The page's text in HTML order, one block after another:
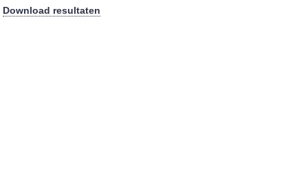
Download resultaten